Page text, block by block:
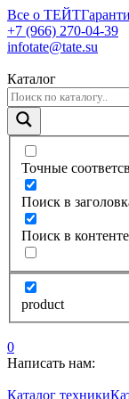
Все о ТЕЙТ
+7 (966) 270-04-39
infotate@tate.su
Каталог
Точные
Поиск в
Поиск в контенте
product
0
Написать нам:
Каталог техники